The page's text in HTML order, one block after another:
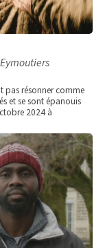
pas résonner comme
et se sont épanouis
2024 à